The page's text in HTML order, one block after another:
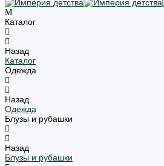
Каталог
Назад
Каталог
Одежда
Назад
Одежда
Блузы и рубашки
Назад
Блузы и рубашки